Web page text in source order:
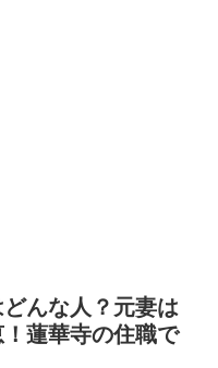
んな人？元妻は
蓮華寺の住職で